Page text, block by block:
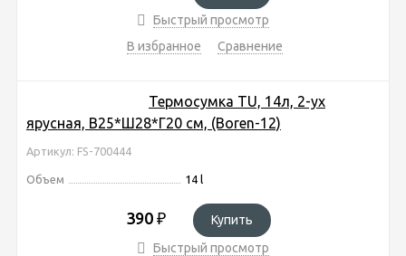
Быстрый просмотр
В избранное
Сравнение
Термосумка TU, 14л, 2-ух
ярусная, В25*Ш28*Г20 см, (Boren-12)
Артикул: FS-700444
Объем 14 l
390 ₽
Купить
Быстрый просмотр